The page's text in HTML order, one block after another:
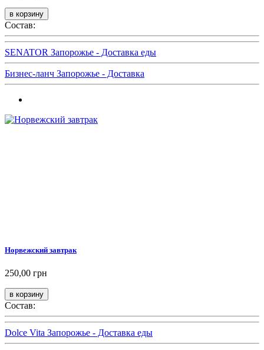
Состав:
SENATOR Запорожье - Доставка еды
Бизнес-ланч Запорожье - Доставка
Норвежский завтрак
250,00 грн
Состав:
Dolce Vita Запорожье - Доставка еды